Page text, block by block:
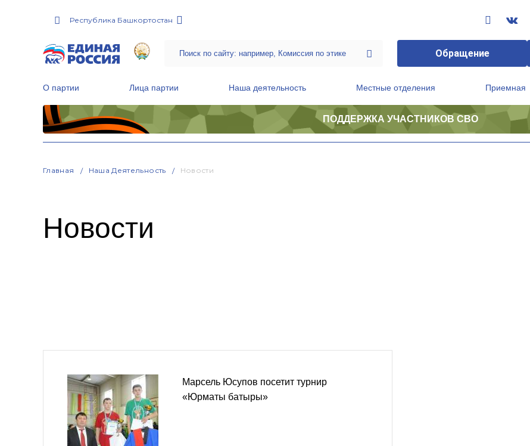
Республика Башкортостан
Обращение
О партии Лица партии Наша деятельность Местные отделения Приемная
ПОДДЕРЖКА УЧАСТНИКОВ СВО
Главная Наша Деятельность Новости
Новости
Марсель Юсупов посетит турнир
«Юрматы батыры»